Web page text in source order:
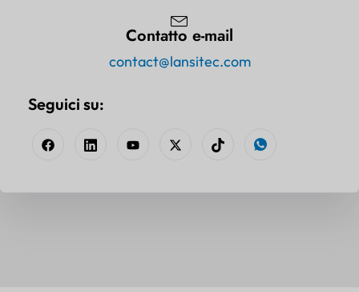
Contatto e-mail
contact@lansitec.com
Seguici su: